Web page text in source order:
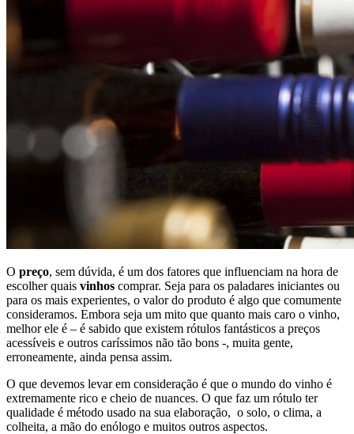
O preço, sem dúvida, é um dos fatores que influenciam na hora de
escolher quais vinhos comprar. Seja para os paladares iniciantes ou
para os mais experientes, o valor do produto é algo que comumente
consideramos. Embora seja um mito que quanto mais caro o vinho,
melhor ele é – é sabido que existem rótulos fantásticos a preços
acessíveis e outros caríssimos não tão bons -, muita gente,
erroneamente, ainda pensa assim.
O que devemos levar em consideração é que o mundo do vinho é
extremamente rico e cheio de nuances. O que faz um rótulo ter
qualidade é método usado na sua elaboração, o solo, o clima, a
colheita, a mão do enólogo e muitos outros aspectos.